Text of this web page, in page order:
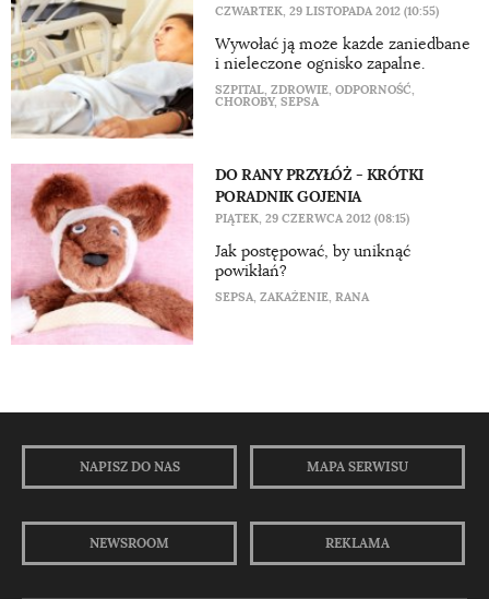
CZWARTEK, 29 LISTOPADA 2012 (10:55)
Wywołać ją może każde zaniedbane
i nieleczone ognisko zapalne.
SZPITAL, ZDROWIE, ODPORNOŚĆ,
CHOROBY, SEPSA
DO RANY PRZYŁÓŻ - KRÓTKI
PORADNIK GOJENIA
PIĄTEK, 29 CZERWCA 2012 (08:15)
Jak postępować, by uniknąć
powikłań?
SEPSA, ZAKAŻENIE, RANA
NAPISZ DO NAS MAPA SERWISU
NEWSROOM REKLAMA